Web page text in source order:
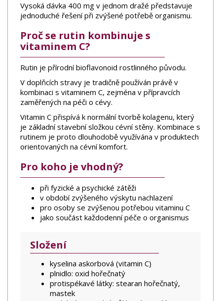
Vysoká dávka 400 mg v jednom dražé představuje
jednoduché řešení při zvýšené potřebě organismu.
Proč se rutin kombinuje s
vitaminem C?
Rutin je přírodní bioflavonoid rostlinného původu.
V doplňcích stravy je tradičně používán právě v
kombinaci s vitaminem C, zejména v přípravcích
zaměřených na péči o cévy.
Vitamin C přispívá k normální tvorbě kolagenu, který
je základní stavební složkou cévní stěny. Kombinace s
rutinem je proto dlouhodobě využívána v produktech
orientovaných na cévní komfort.
Pro koho je vhodný?
při fyzické a psychické zátěži
v období zvýšeného výskytu nachlazení
pro osoby se zvýšenou potřebou vitaminu C
jako součást každodenní péče o organismus
Složení
kyselina askorbová (vitamin C)
plnidlo: oxid hořečnatý
protispékavé látky: stearan hořečnatý,
mastek